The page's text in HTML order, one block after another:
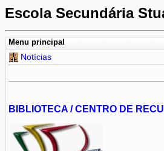
Escola Secundária
Menu principal
Notícias
BIBLIOTECA / CENTRO DE